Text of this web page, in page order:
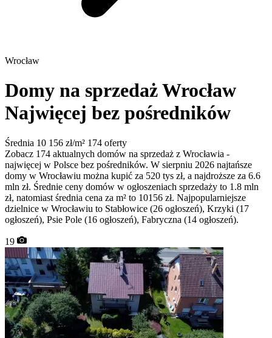
Wrocław
Domy na sprzedaż Wrocław
Najwięcej bez pośredników
Średnia 10 156 zł/m² 174 oferty
Zobacz 174 aktualnych domów na sprzedaż z Wrocławia -
najwięcej w Polsce bez pośredników. W sierpniu 2026 najtańsze
domy w Wrocławiu można kupić za 520 tys zł, a najdroższe za 6.6
mln zł. Średnie ceny domów w ogłoszeniach sprzedaży to 1.8 mln
zł, natomiast średnia cena za m² to 10156 zł. Najpopularniejsze
dzielnice w Wrocławiu to Stabłowice (26 ogłoszeń), Krzyki (17
ogłoszeń), Psie Pole (16 ogłoszeń), Fabryczna (14 ogłoszeń).
19